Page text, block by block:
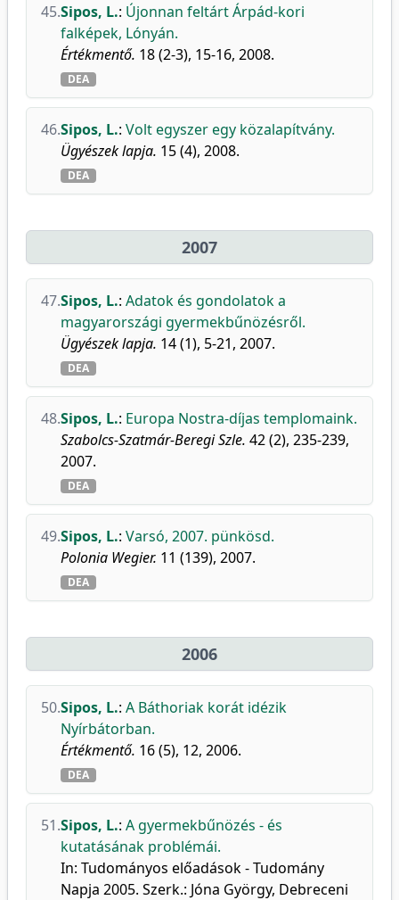
45.Sipos, L.: Újonnan feltárt Árpád-kori
falképek, Lónyán.
Értékmentő. 18 (2-3), 15-16, 2008.
DEA
46.Sipos, L.: Volt egyszer egy közalapítvány.
Ügyészek lapja. 15 (4), 2008.
DEA
2007
47.Sipos, L.: Adatok és gondolatok a
magyarországi gyermekbűnözésről.
Ügyészek lapja. 14 (1), 5-21, 2007.
DEA
48.Sipos, L.: Europa Nostra-díjas templomaink.
Szabolcs-Szatmár-Beregi Szle. 42 (2), 235-239,
2007.
DEA
49.Sipos, L.: Varsó, 2007. pünkösd.
Polonia Wegier. 11 (139), 2007.
DEA
2006
50.Sipos, L.: A Báthoriak korát idézik
Nyírbátorban.
Értékmentő. 16 (5), 12, 2006.
DEA
51.Sipos, L.: A gyermekbűnözés - és
kutatásának problémái.
In: Tudományos előadások - Tudomány
Napja 2005. Szerk.: Jóna György, Debreceni